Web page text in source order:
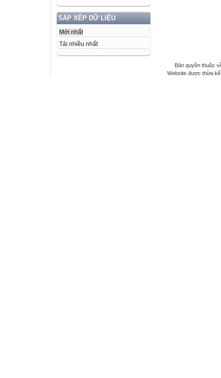
SẮP XẾP DỮ LIỆU
Mới nhất
Tải nhiều nhất
Bản quyền thuộc
Website được thừa